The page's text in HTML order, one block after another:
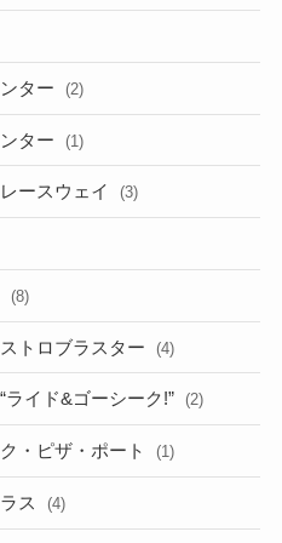
ター (2)
ター (1)
ースウェイ (3)
(8)
トロブラスター (4)
イド&ゴーシーク!” (2)
・ピザ・ポート (1)
ス (4)